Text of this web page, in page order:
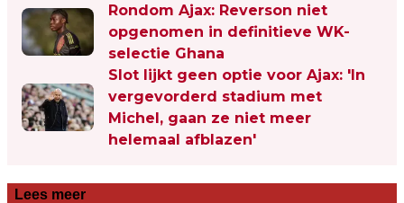
Rondom Ajax: Reverson niet
opgenomen in definitieve WK-
selectie Ghana
Slot lijkt geen optie voor Ajax: 'In
vergevorderd stadium met
Michel, gaan ze niet meer
helemaal afblazen'